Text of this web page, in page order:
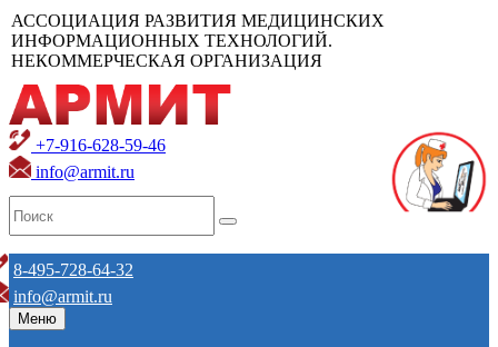
АССОЦИАЦИЯ РАЗВИТИЯ МЕДИЦИНСКИХ
ИНФОРМАЦИОННЫХ ТЕХНОЛОГИЙ.
НЕКОММЕРЧЕСКАЯ ОРГАНИЗАЦИЯ
+7-916-628-59-46
info@armit.ru
8-495-728-64-32
info@armit.ru
Меню